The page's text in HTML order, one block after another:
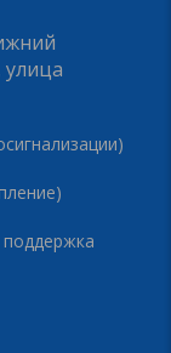
улица
поддержка